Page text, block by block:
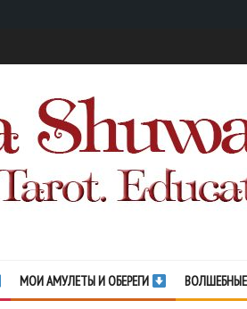
МОИ АМУЛЕТЫ И ОБЕРЕГИ